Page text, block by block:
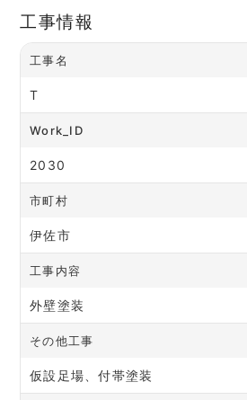
工事情報
工事名
T
Work_ID
2030
市町村
伊佐市
工事内容
外壁塗装
その他工事
仮設足場、付帯塗装